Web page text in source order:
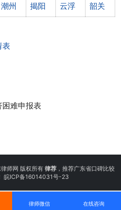
潮州 揭阳 云浮 韶关
表
难申报表
师网 版权所有 律荐 ，推荐广东省口碑比较
皖ICP备16014031号-23
律师微信 在线咨询